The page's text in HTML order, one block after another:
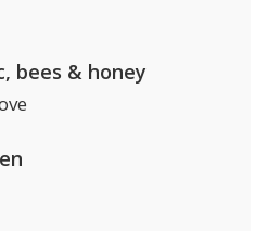
bees & honey